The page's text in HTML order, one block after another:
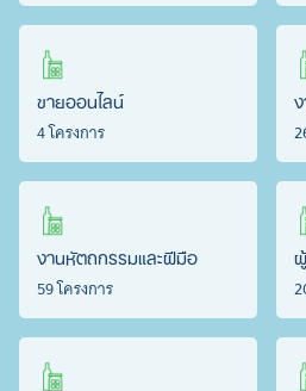
ขายออนไลน์
4 โครงการ
งานหัตถกรรมและฝีมือ
59 โครงการ